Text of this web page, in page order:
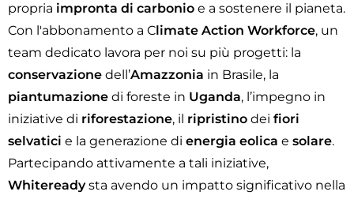
propria impronta di carbonio e a sostenere il pianeta.
Con l'abbonamento a Climate Action Workforce, un
team dedicato lavora per noi su più progetti: la
conservazione dell’Amazzonia in Brasile, la
piantumazione di foreste in Uganda, l’impegno in
iniziative di riforestazione, il ripristino dei fiori
selvatici e la generazione di energia eolica e solare.
Partecipando attivamente a tali iniziative,
Whitereadysta avendo un impatto significativo nella